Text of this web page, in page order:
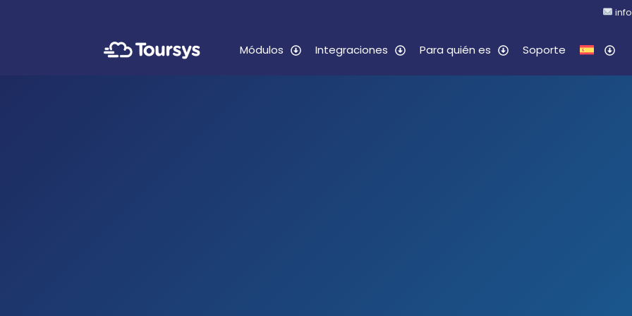
Módulos Integraciones Para quién es Soporte